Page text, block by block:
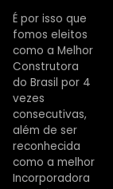
É por isso que
fomos eleitos
como a Melhor
Construtora
do Brasil por 4
vezes
consecutivas,
além de ser
reconhecida
como a melhor
Incorporadora